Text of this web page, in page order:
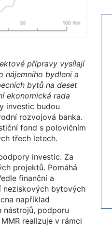
přípravy vysílají
nájemního bydlení a
bytů na deset
ekonomická rada
investic budou
rozvojová banka.
fond s polovičním
třech letech.
investic. Za
projektů. Pomáhá
finanční a
neziskových bytových
například
nástrojů, podporu
realizuje v rámci